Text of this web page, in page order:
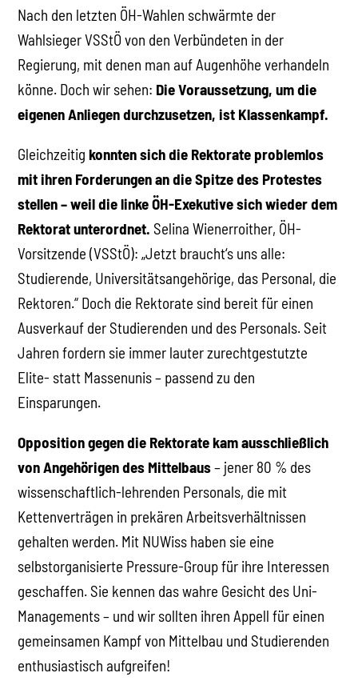
Nach den letzten ÖH-Wahlen schwärmte der
Wahlsieger VSStÖ von den Verbündeten in der
Regierung, mit denen man auf Augenhöhe verhandeln
könne. Doch wir sehen: Die Voraussetzung, um die
eigenen Anliegen durchzusetzen, ist Klassenkampf.
Gleichzeitigkonnten sich die Rektorate problemlos
mit ihren Forderungen an die Spitze des Protestes
stellen – weil die linke ÖH-Exekutive sich wieder dem
Rektorat unterordnet. Selina Wienerroither, ÖH-
Vorsitzende (VSStÖ): „Jetzt braucht‘s uns alle:
Studierende, Universitätsangehörige, das Personal, die
Rektoren.“ Doch die Rektorate sind bereit für einen
Ausverkauf der Studierenden und des Personals. Seit
Jahren fordern sie immer lauter zurechtgestutzte
Elite- statt Massenunis – passend zu den
Einsparungen.
Opposition gegen die Rektorate kam ausschließlich
von Angehörigen des Mittelbaus– jener 80 % des
wissenschaftlich-lehrenden Personals, die mit
Kettenverträgen in prekären Arbeitsverhältnissen
gehalten werden. Mit NUWiss haben sie eine
selbstorganisierte Pressure-Group für ihre Interessen
geschaffen. Sie kennen das wahre Gesicht des Uni-
Managements – und wir sollten ihren Appell für einen
gemeinsamen Kampf von Mittelbau und Studierenden
enthusiastisch aufgreifen!